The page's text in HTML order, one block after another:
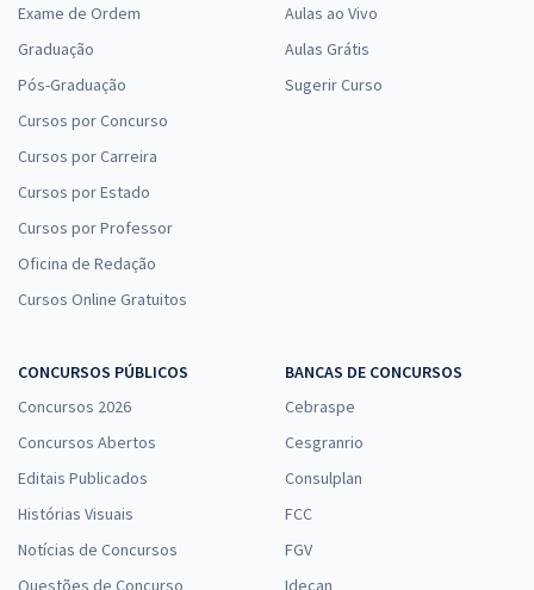
Exame de Ordem
Graduação
Pós-Graduação
Cursos por Concurso
Cursos por Carreira
Cursos por Estado
Cursos por Professor
Oficina de Redação
Cursos Online Gratuitos
Aulas ao Vivo
Aulas Grátis
Sugerir Curso
CONCURSOS PÚBLICOS
Concursos 2026
Concursos Abertos
Editais Publicados
Histórias Visuais
Notícias de Concursos
Questões de Concurso
BANCAS DE CONCURSOS
Cebraspe
Cesgranrio
Consulplan
FCC
FGV
Idecan